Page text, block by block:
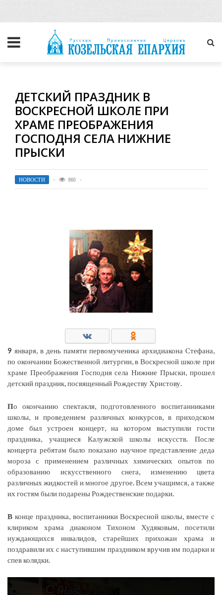
ДЕТСКИЙ ПРАЗДНИК В
ВОСКРЕСНОЙ ШКОЛЕ ПРИ
ХРАМЕ ПРЕОБРАЖЕНИЯ
ГОСПОДНЯ СЕЛА НИЖНИЕ
ПРЫСКИ
НОВОСТИ 960
9 января, в день памяти первомученика архидиакона Стефана,
по окончании Божественной литургии, в Воскресной школе при
храме Преображения Господня села Нижние Прыски, прошел
детский праздник, посвященный Рождеству Христову.
По окончанию спектакля, подготовленного воспитанниками
школы, и проведением различных конкурсов, в приходском
доме был устроен концерт, на котором выступили гости
праздника, учащиеся Калужской школы искусств. После
концерта ребятам было показано научное представление деда
мороза с применением различных химических опытов по
образованию искусственного снега, изменению цвета
различных жидкостей и многое другое. Всем учащимся, а также
их гостям были подарены Рождественские подарки.
В конце праздника, воспитанники Воскресной школы, вместе с
клириком храма диаконом Тихоном Худяковым, посетили
нуждающихся инвалидов, старейших прихожан храма и
поздравили их с наступившим праздником вручив им подарки и
спев колядки.